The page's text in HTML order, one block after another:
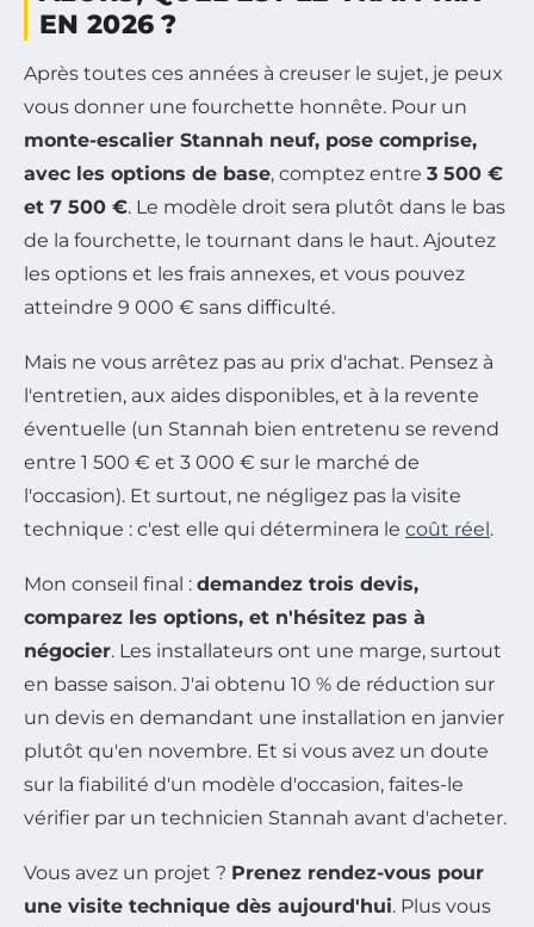
EN 2026 ?
Après toutes ces années à creuser le sujet, je peux
vous donner une fourchette honnête. Pour un
monte-escalier Stannah neuf, pose comprise,
avec les options de base, comptez entre 3 500 €
et 7 500 €. Le modèle droit sera plutôt dans le bas
de la fourchette, le tournant dans le haut. Ajoutez
les options et les frais annexes, et vous pouvez
atteindre 9 000 € sans difficulté.
Mais ne vous arrêtez pas au prix d'achat. Pensez à
l'entretien, aux aides disponibles, et à la revente
éventuelle (un Stannah bien entretenu se revend
entre 1 500 € et 3 000 € sur le marché de
l'occasion). Et surtout, ne négligez pas la visite
technique : c'est elle qui déterminera le coût réel .
Mon conseil final : demandez trois devis,
comparez les options, et n'hésitez pas à
négocier. Les installateurs ont une marge, surtout
en basse saison. J'ai obtenu 10 % de réduction sur
un devis en demandant une installation en janvier
plutôt qu'en novembre. Et si vous avez un doute
sur la fiabilité d'un modèle d'occasion, faites-le
vérifier par un technicien Stannah avant d'acheter.
Vous avez un projet ? Prenez rendez-vous pour
une visite technique dès aujourd'hui. Plus vous